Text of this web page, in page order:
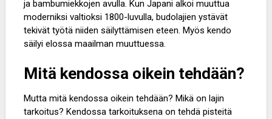
ja bambumiekkojen avulla. Kun Japani alkoi muuttua
moderniksi valtioksi 1800-luvulla, budolajien ystävät
tekivät työtä niiden säilyttämisen eteen. Myös kendo
säilyi elossa maailman muuttuessa.
Mitä kendossa oikein tehdään?
Mutta mitä kendossa oikein tehdään? Mikä on lajin
tarkoitus? Kendossa tarkoituksena on tehdä pisteitä